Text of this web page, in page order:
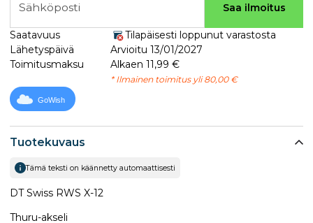
Tuotekuvaus
Tämä teksti on käännetty automaattisesti
DT Swiss RWS X-12
Thuru-akseli
Sähköposti Saa ilmoitus
Saatavuus
Tilapäisesti loppunut varastosta
Lähetyspäivä
Arvioitu 13/01/2027
Toimitusmaksu
Alkaen 11,99 €
* Ilmainen toimitus yli 80,00 €
GoWish